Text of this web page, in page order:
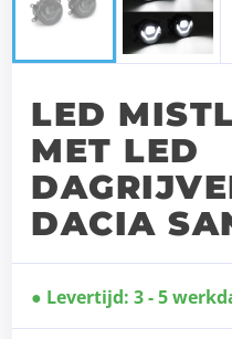
LED
MET LED
DACIA
Levertijd: 3 - 5